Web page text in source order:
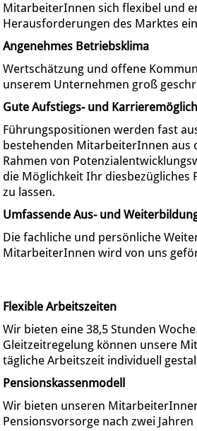
MitarbeiterInnen sich flexibel und
Herausforderungen des Marktes
Angenehmes Betriebsklima
Wertschätzung und offene
unserem Unternehmen groß
Gute Aufstiegs- und
Führungspositionen werden fast
bestehenden MitarbeiterInnen aus
Rahmen von
die Möglichkeit Ihr diesbezügliches
zu lassen.
Umfassende Aus- und
Die fachliche und persönliche
MitarbeiterInnen wird von uns
Flexible Arbeitszeiten
Wir bieten eine 38,5 Stunden
Gleitzeitregelung können unsere
tägliche Arbeitszeit individuell
Pensionskassenmodell
Wir bieten unseren
Pensionsvorsorge nach zwei